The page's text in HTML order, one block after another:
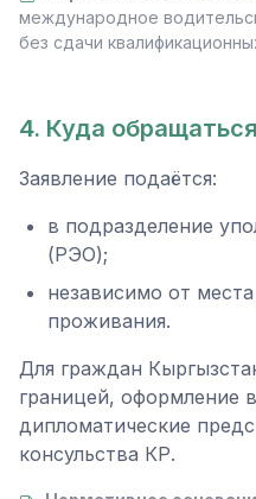
международное
без сдачи
4. Куда
Заявление подаётся:
в подразделение
(РЭО);
независимо от
проживания.
Для граждан
границей, оформление
дипломатические
консульства КР.